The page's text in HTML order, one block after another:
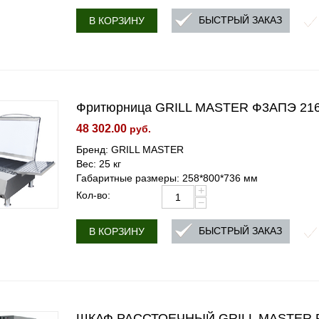
В КОРЗИНУ БЫСТРЫЙ ЗАКАЗ
Фритюрница GRILL MASTER Ф3АПЭ
48 302.00 руб.
Бренд: GRILL MASTER
Вес: 25 кг
Габаритные размеры: 258*800*736 мм
Кол-во:
+
−
В КОРЗИНУ БЫСТРЫЙ ЗАКАЗ